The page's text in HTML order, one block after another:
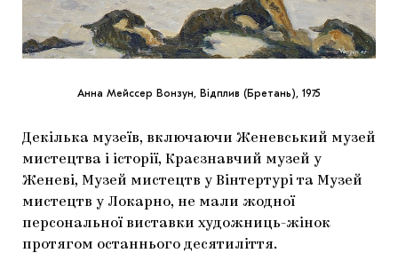
Анна Мейссер Вонзун, Відплив (Бретань), 1975
Декілька музеїв, включаючи Женевський музей
мистецтва і історії, Краєзнавчий музей у
Женеві, Музей мистецтв у Вінтертурі та Музей
мистецтв у Локарно, не мали жодної
персональної виставки художниць-жінок
протягом останнього десятиліття.